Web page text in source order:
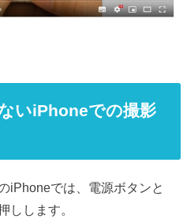
いiPhoneでの撮影
iPhoneでは、電源ボタンと
しします。